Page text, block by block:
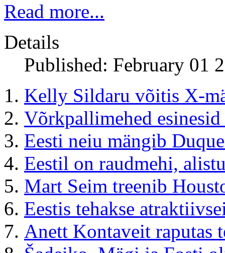
Read more...
Details
Published: February 01
Kelly Sildaru võitis X-
Võrkpallimehed
Eesti neiu mängib
Eestil on raudmehi,
Mart Seim treenib
Eestis tehakse
Anett Kontaveit raputas